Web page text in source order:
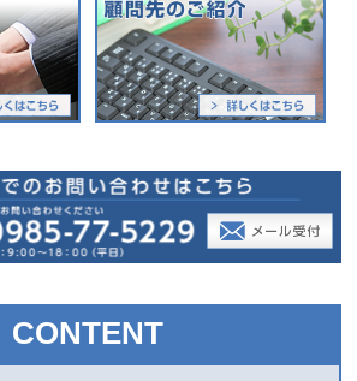
CONTENT